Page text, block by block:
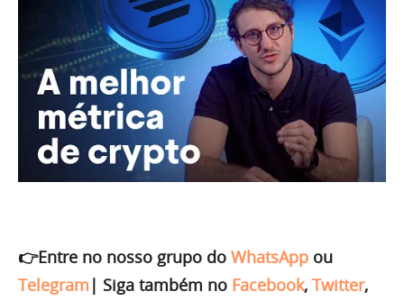
👉Entre no nosso grupo do WhatsApp ou
Telegram | Siga também no Facebook, Twitter,